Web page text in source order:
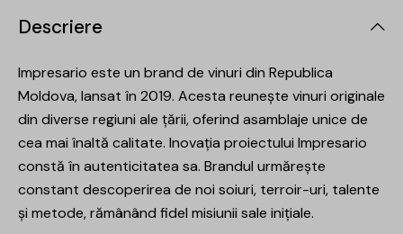
Descriere
Impresario este un brand de vinuri din Republica
Moldova, lansat în 2019. Acesta reunește vinuri originale
din diverse regiuni ale țării, oferind asamblaje unice de
cea mai înaltă calitate. Inovația proiectului Impresario
constă în autenticitatea sa. Brandul urmărește
constant descoperirea de noi soiuri, terroir-uri, talente
și metode, rămânând fidel misiunii sale inițiale.